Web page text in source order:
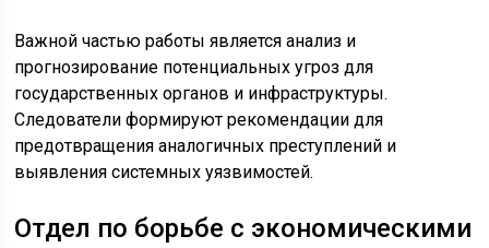
Важной частью работы является анализ и
прогнозирование потенциальных угроз для
государственных органов и инфраструктуры.
Следователи формируют рекомендации для
предотвращения аналогичных преступлений и
выявления системных уязвимостей.
Отдел по борьбе с экономическими